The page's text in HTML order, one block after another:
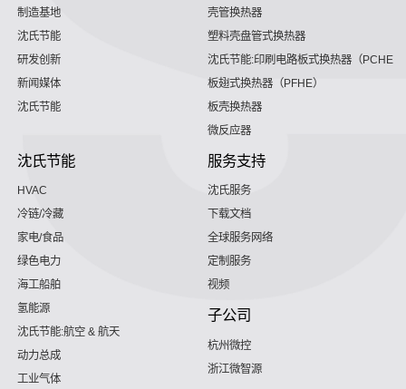
制造基地
沈氏节能
研发创新
新闻媒体
沈氏节能
壳管换热器
塑料壳盘管式换热器
沈氏节能:印刷电路板式换热器（PCHE）
板翅式换热器（PFHE）
板壳换热器
微反应器
沈氏节能
HVAC
冷链/冷藏
家电/食品
绿色电力
海工船舶
氢能源
沈氏节能:航空 & 航天
动力总成
工业气体
服务支持
沈氏服务
下载文档
全球服务网络
定制服务
视频
子公司
杭州微控
浙江微智源